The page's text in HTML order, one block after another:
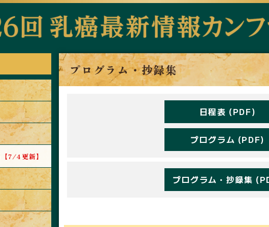
【7/4更新】
プログラム・抄録集
日程表 (PDF)
プログラム (PDF)
プログラム・抄録集